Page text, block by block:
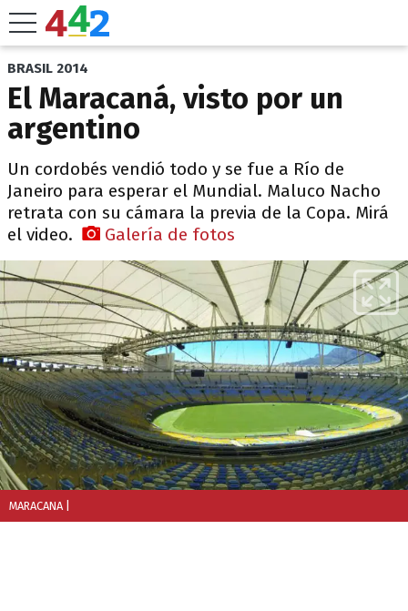
BRASIL 2014
El Maracaná, visto por un
argentino
Un cordobés vendió todo y se fue a Río de
Janeiro para esperar el Mundial. Maluco Nacho
retrata con su cámara la previa de la Copa. Mirá
el video.
Galería de fotos
MARACANA